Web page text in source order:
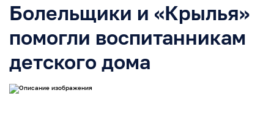
Болельщики и «Крылья»
помогли воспитанникам
детского дома